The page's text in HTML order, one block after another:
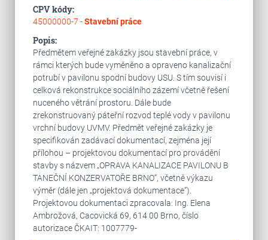
CPV kódy:
45000000-7 -Stavební práce
Popis:
Předmětem veřejné zakázky jsou stavební práce, v
rámci kterých bude vyměněno a opraveno kanalizační
potrubí v pavilonu spodní budovy USU. S tím souvisí i
celková rekonstrukce sociálního zázemí včetně řešení
nuceného větrání prostoru. Dále bude
zrekonstruovaný páteřní rozvod teplé vody v pavilonu
vrchní budovy UVMV. Předmět veřejné zakázky je
specifikován zadávací dokumentací, zejména její
přílohou – projektovou dokumentací pro provádění
stavby s názvem „OPRAVA KANALIZACE PAVILONU B
TANEČNÍ KONZERVATOŘE BRNO“, včetně výkazu
výměr (dále jen „projektová dokumentace“).
Projektovou dokumentaci zpracovala: Ing. Elena
Ambrožová, Cacovická 69, 614 00 Brno, číslo
autorizace ČKAIT: 1007779-